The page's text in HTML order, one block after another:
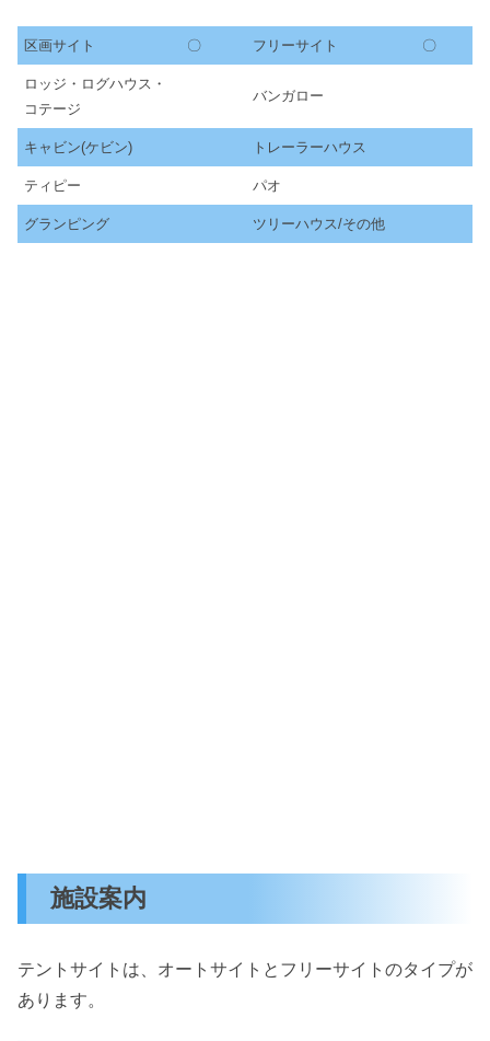
区画サイト 〇 フリーサイト 〇
ロッジ・ログハウス・
コテージ
バンガロー
キャビン(ケビン) トレーラーハウス
ティピー パオ
グランピング ツリーハウス/その他
施設案内
テントサイトは、オートサイトとフリーサイトのタイプが
あります。